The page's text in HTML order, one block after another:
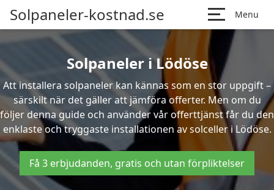
Solpaneler-kostnad.se Menu
Solpaneler i Lödöse
Att installera solpaneler kan kännas som en stor uppgift –
särskilt när det gäller att jämföra offerter. Men om du
följer denna guide och använder vår offerttjänst får du den
enklaste och tryggaste installationen av solceller i Lödöse.
Få 3 erbjudanden, gratis och utan förpliktelser